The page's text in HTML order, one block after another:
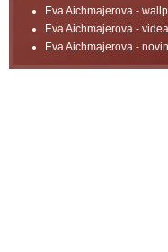
Eva Aichmajerova -
Eva Aichmajerova - videa
Eva Aichmajerova -